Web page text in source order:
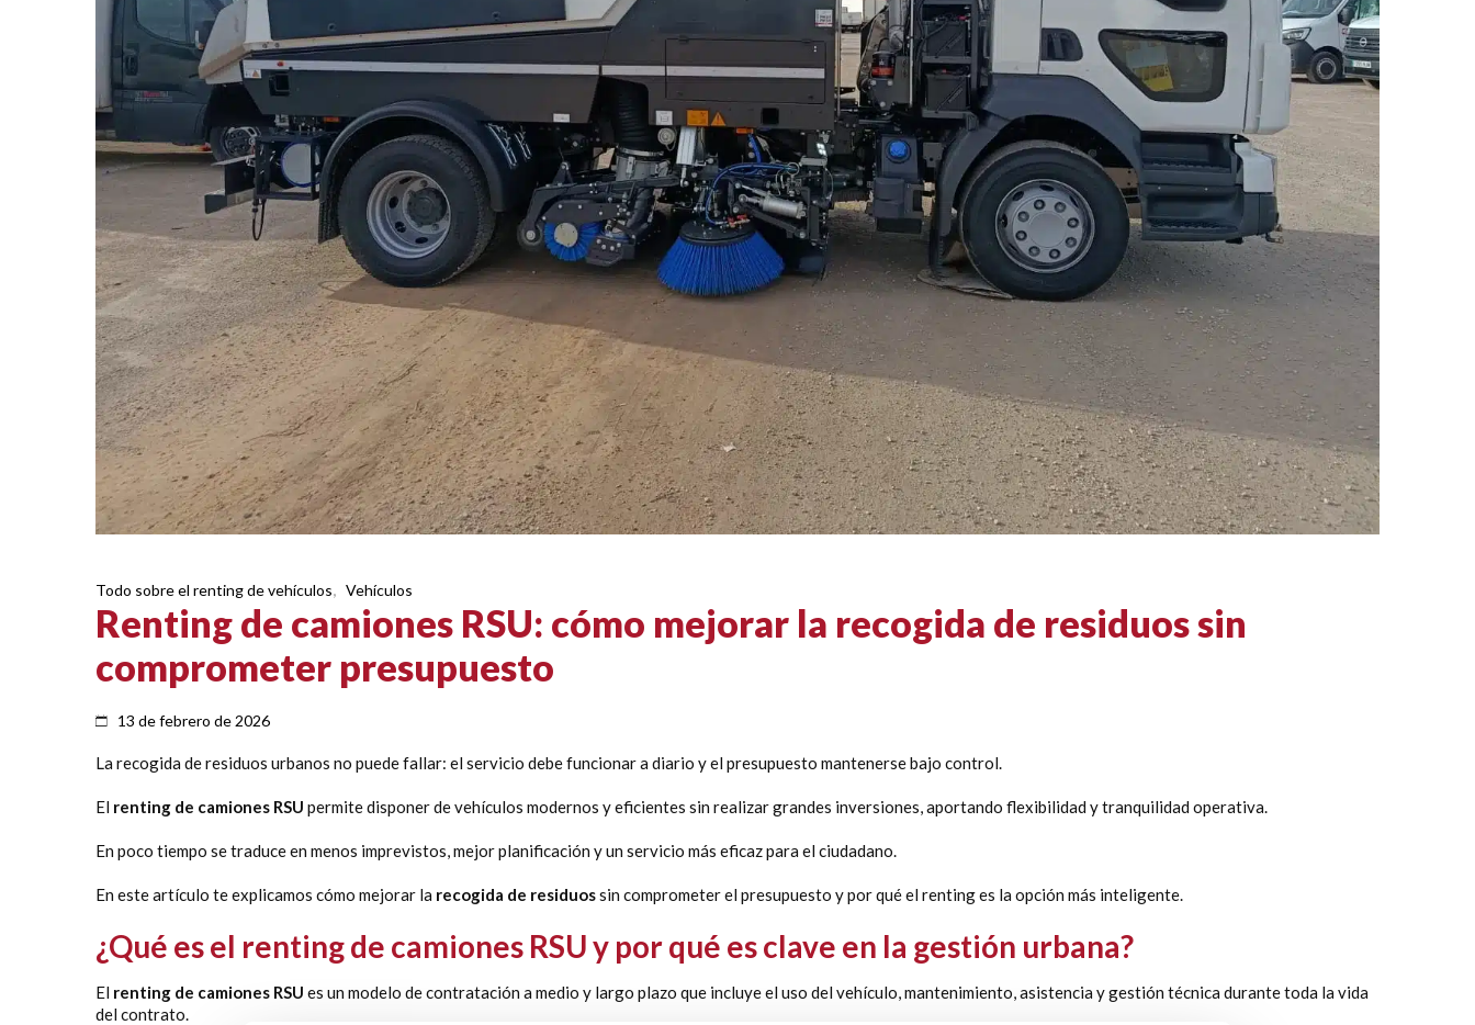
Todo sobre el renting de vehículos, Vehículos
Renting de camiones RSU: cómo mejorar la recogida de residuos sin
comprometer presupuesto
13 de febrero de 2026
La recogida de residuos urbanos no puede fallar: el servicio debe funcionar a diario y el presupuesto mantenerse bajo control.
El renting de camiones RSU permite disponer de vehículos modernos y eficientes sin realizar grandes inversiones, aportando flexibilidad y tranquilidad operativa.
En poco tiempo se traduce en menos imprevistos, mejor planificación y un servicio más eficaz para el ciudadano.
En este artículo te explicamos cómo mejorar la recogida de residuossin comprometer el presupuesto y por qué el renting es la opción más inteligente.
¿Qué es el renting de camiones RSU y por qué es clave en la gestión urbana?
El renting de camiones RSU es un modelo de contratación a medio y largo plazo que incluye el uso del vehículo, mantenimiento, asistencia y gestión técnica durante toda la vida
del contrato.